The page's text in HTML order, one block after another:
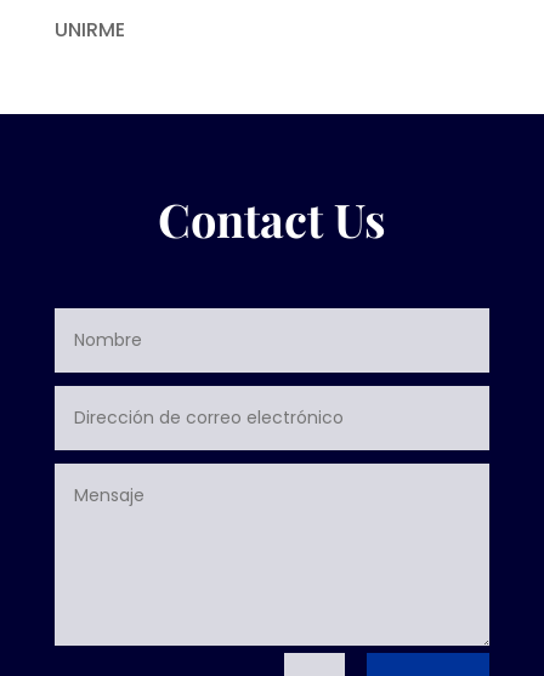
UNIRME
Contact Us